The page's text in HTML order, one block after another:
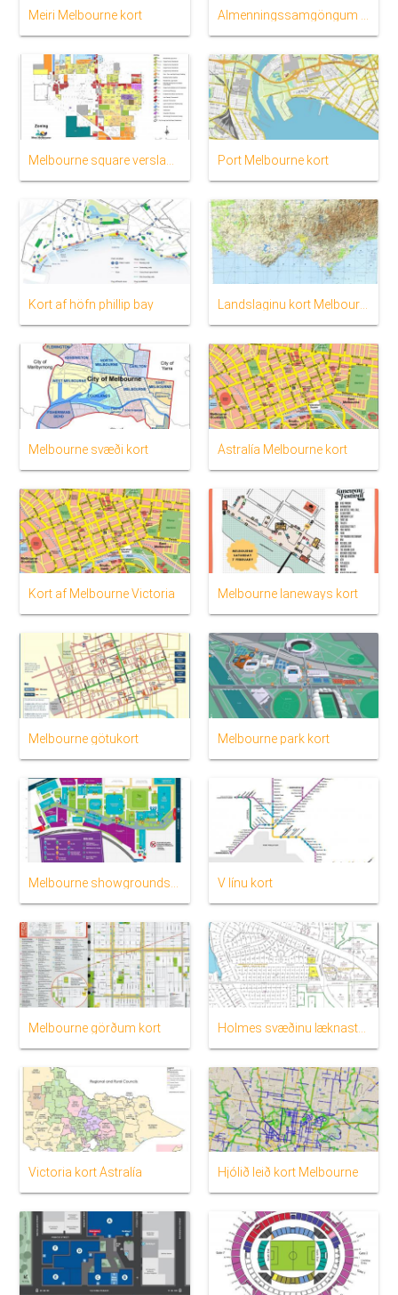
Meiri Melbourne kort
Port Melbourne kort
Kort af höfn phillip bay Landslaginu kort Melbourne
Melbourne svæði kort Ástralía Melbourne kort
Kort af Melbourne Victoria Melbourne laneways kort
Melbourne götukort Melbourne park kort
Melbourne showgrounds kort V línu kort
Melbourne görðum kort Holmes svæðinu læknastöðinni kort
Victoria kort Ástralía Hjólið leið kort Melbourne